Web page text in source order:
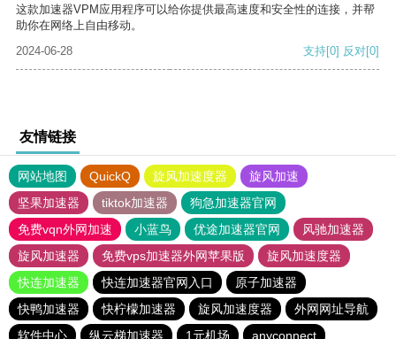
这款加速器VPM应用程序可以给你提供最高速度和安全性的连接，并帮
助你在网络上自由移动。
2024-06-28
支持[0] 反对[0]
友情链接
网站地图 QuickQ 旋风加速度器
旋风加速
坚果加速器
tiktok加速器
狗急加速器官网
免费vqn外网加速
小蓝鸟 优途加速器官网
风驰加速器
旋风加速器
免费vps加速器外网苹果版
旋风加速度器
快连加速器
快连加速器官网入口
原子加速器
快鸭加速器
快柠檬加速器 旋风加速度器
外网网址导航
软件中心
纵云梯加速器 1元机场
anyconnect